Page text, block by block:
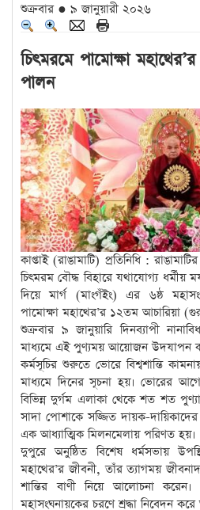
শুক্রবার ● ৯ জানুয়ারী ২০২৬
চিৎমরমে পামোক্ষা
পালন
কাপ্তাই (রাঙামাটি) প্রতিনিধি :
চিৎমরম বৌদ্ধ বিহারে যথাযোগ্য ধর্মীয়
দিয়ে মার্গ (মাংগঁইং) এর ৬ষ্ঠ
পামোক্ষা মহাথের’র ১২তম আচারিয়া
শুক্রবার ৯ জানুয়ারি দিনব্যাপী
মাধ্যমে এই পুণ্যময় আয়োজন উদযাপন
কর্মসূচির শুরুতে ভোরে বিশ্বশান্তি
মাধ্যমে দিনের সূচনা হয়। ভোরের আগেই
বিভিন্ন দুর্গম এলাকা থেকে শত শত
সাদা পোশাকে সজ্জিত দায়ক-দায়িকাদের
এক আধ্যাত্মিক মিলনমেলায় পরিণত হয়।
দুপুরে অনুষ্ঠিত বিশেষ ধর্মসভায়
মহাথের’র জীবনী, তাঁর ত্যাগময়
শান্তির বাণী নিয়ে আলোচনা
মহাসংঘনায়কের চরণে শ্রদ্ধা নিবেদন